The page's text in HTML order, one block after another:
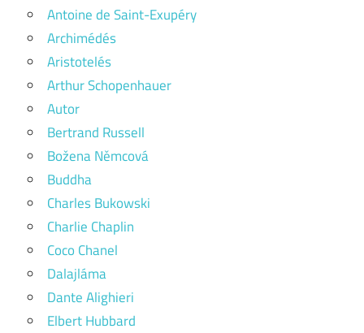
Antoine de Saint-Exupéry
Archimédés
Aristotelés
Arthur Schopenhauer
Autor
Bertrand Russell
Božena Němcová
Buddha
Charles Bukowski
Charlie Chaplin
Coco Chanel
Dalajláma
Dante Alighieri
Elbert Hubbard